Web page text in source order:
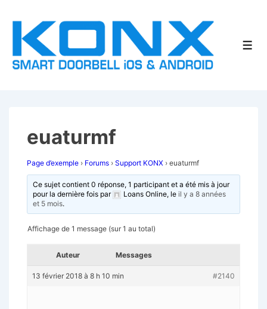
passer
contenu
euaturmf
Page d’exemple › Forums › Support KONX › euaturmf
Ce sujet contient 0 réponse, 1 participant et a été mis à jour
pour la dernière fois par
Loans Online, leil y a 8 années
et 5 mois.
Affichage de 1 message (sur 1 au total)
Auteur Messages
13 février 2018 à 8 h 10 min #2140